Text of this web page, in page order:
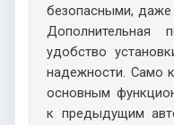
безопасными, даже
Дополнительная
удобство
надежности. Само
основным
к предыдущим